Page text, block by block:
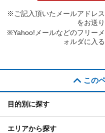
※ご記入頂いたメールアドレ
をお送
※Yahoo!メールなどのフリー
ォルダに入
この
目的別に探す
エリアから探す